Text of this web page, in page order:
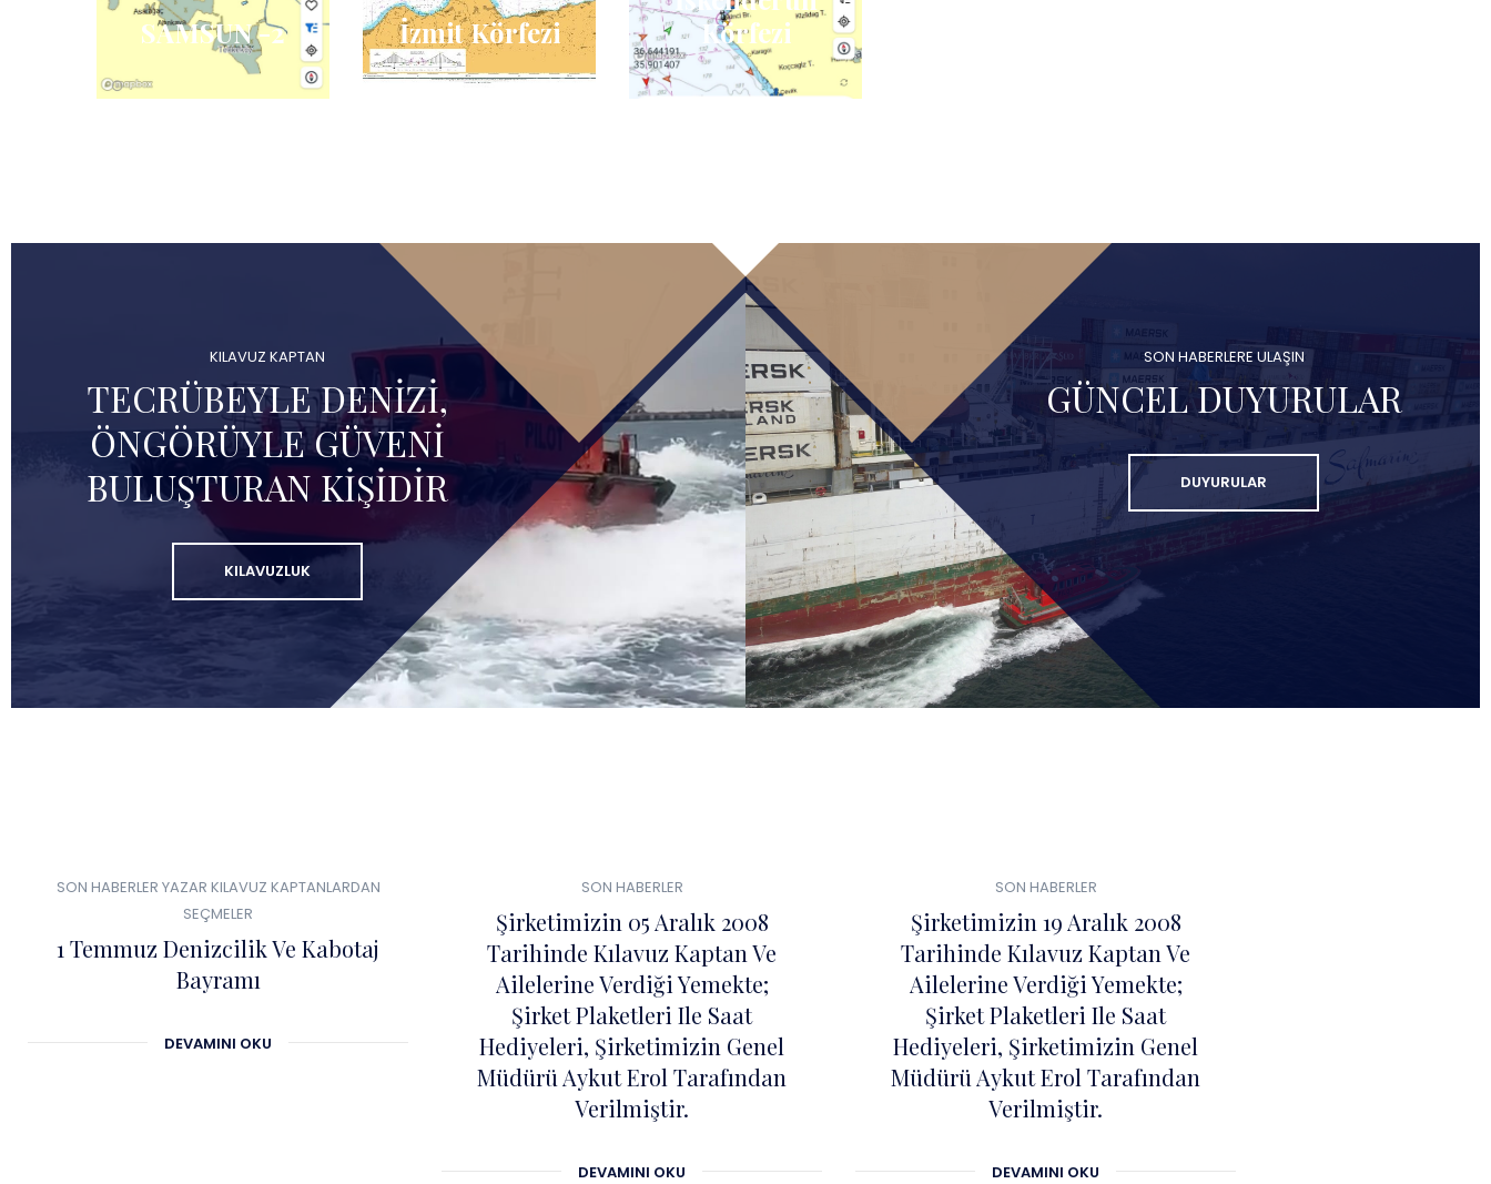
SAMSUN -2 İzmit Körfezi
Körfezi
KILAVUZ KAPTAN
TECRÜBEYLE DENIZI,
ÖNGÖRÜYLE GÜVENI
BULUŞTURAN KIŞIDIR
KILAVUZLUK
SON HABERLERE ULAŞIN
GÜNCEL DUYURULAR
DUYURULAR
01
SON HABERLER YAZAR KILAVUZ KAPTANLARDAN
SEÇMELER
1 Temmuz Denizcilik Ve Kabotaj
Bayramı
DEVAMINI OKU
ŞUB
SON HABERLER
Şirketimizin 05 Aralık 2008
Tarihinde Kılavuz Kaptan Ve
Ailelerine Verdiği Yemekte;
Şirket Plaketleri Ile Saat
Hediyeleri, Şirketimizin Genel
Müdürü Aykut Erol Tarafından
Verilmiştir.
DEVAMINI OKU
ŞUB
SON HABERLER
Şirketimizin 19 Aralık 2008
Tarihinde Kılavuz Kaptan Ve
Ailelerine Verdiği Yemekte;
Şirket Plaketleri Ile Saat
Hediyeleri, Şirketimizin Genel
Müdürü Aykut Erol Tarafından
Verilmiştir.
DEVAMINI OKU